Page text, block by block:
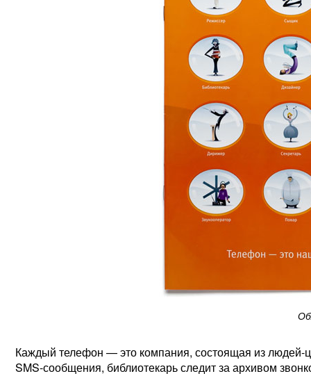
Каждый телефон — это компания, состоящая из людей-
SMS-сообщения, библиотекарь следит за архивом